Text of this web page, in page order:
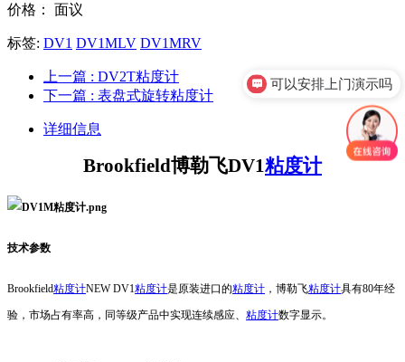
价格： 面议
标签: DV1 DV1MLV DV1MRV
上一篇 : DV2T粘度计
下一篇 : 表盘式旋转粘度计
详细信息
Brookfield博勒飞DV1粘度计
技术参数
Brookfield粘度计NEW DV1粘度计是原装进口的粘度计 ，博勒飞粘度计具有80年经
验，市场占有率高，同等级产品中实现连续感应、 粘度计数字显示。
可以安排上门演示吗